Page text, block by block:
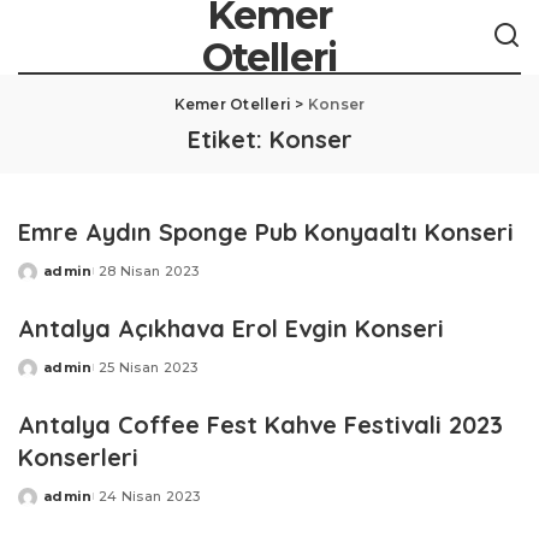
Kemer
Otelleri
Kemer Otelleri > Konser
Etiket: Konser
Emre Aydın Sponge Pub Konyaaltı Konseri
Posted
admin 28 Nisan 2023
Antalya Açıkhava Erol Evgin Konseri
Posted
admin 25 Nisan 2023
Antalya Coffee Fest Kahve Festivali 2023
Konserleri
Posted
admin 24 Nisan 2023